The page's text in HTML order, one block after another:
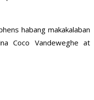
habang makakalaban
Coco Vandeweghe at